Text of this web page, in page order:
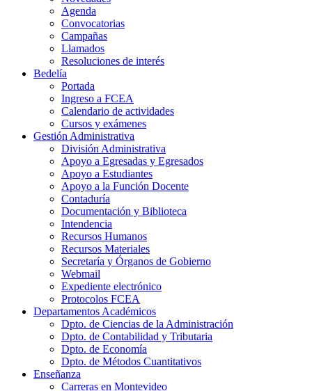
Agenda
Convocatorias
Campañas
Llamados
Resoluciones de interés
Bedelía
Portada
Ingreso a FCEA
Calendario de actividades
Cursos y exámenes
Gestión Administrativa
División Administrativa
Apoyo a Egresadas y Egresados
Apoyo a Estudiantes
Apoyo a la Función Docente
Contaduría
Documentación y Biblioteca
Intendencia
Recursos Humanos
Recursos Materiales
Secretaría y Órganos de Gobierno
Webmail
Expediente electrónico
Protocolos FCEA
Departamentos Académicos
Dpto. de Ciencias de la Administración
Dpto. de Contabilidad y Tributaria
Dpto. de Economía
Dpto. de Métodos Cuantitativos
Enseñanza
Carreras en Montevideo